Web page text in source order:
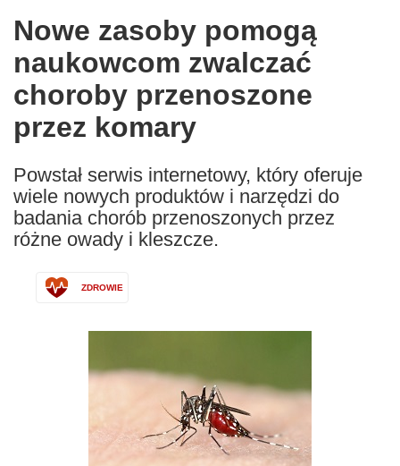
the
following
languages:
Nowe zasoby pomogą
naukowcom zwalczać
choroby przenoszone
przez komary
Powstał serwis internetowy, który oferuje
wiele nowych produktów i narzędzi do
badania chorób przenoszonych przez
różne owady i kleszcze.
ZDROWIE